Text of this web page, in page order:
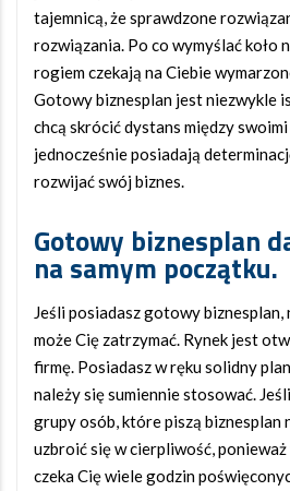
tajemnicą, że sprawdzone
rozwiązania. Po co wymyślać koło
rogiem czekają na Ciebie
Gotowy biznesplan jest niezwykle
chcą skrócić dystans między
jednocześnie posiadają
rozwijać swój biznes.
Gotowy biznesplan
na samym początku.
Jeśli posiadasz gotowy biznesplan,
może Cię zatrzymać. Rynek jest
firmę. Posiadasz w ręku solidny
należy się sumiennie stosować.
grupy osób, które piszą biznesplan
uzbroić się w cierpliwość,
czeka Cię wiele godzin